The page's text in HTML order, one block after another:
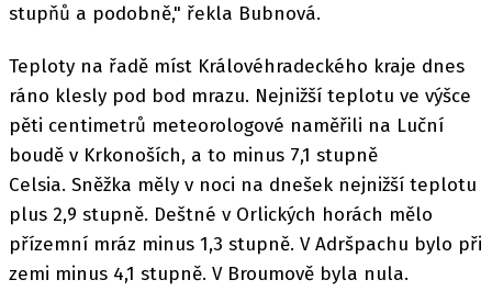
stupňů a podobně," řekla Bubnová.
Teploty na řadě míst Královéhradeckého kraje dnes
ráno klesly pod bod mrazu. Nejnižší teplotu ve výšce
pěti centimetrů meteorologové naměřili na Luční
boudě v Krkonoších, a to minus 7,1 stupně
Celsia. Sněžka měly v noci na dnešek nejnižší teplotu
plus 2,9 stupně. Deštné v Orlických horách mělo
přízemní mráz minus 1,3 stupně. V Adršpachu bylo při
zemi minus 4,1 stupně. V Broumově byla nula.